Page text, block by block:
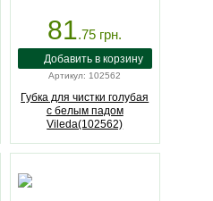
81.75 грн.
Артикул: 102562
Губка для чистки голубая
с белым падом
Vileda(102562)